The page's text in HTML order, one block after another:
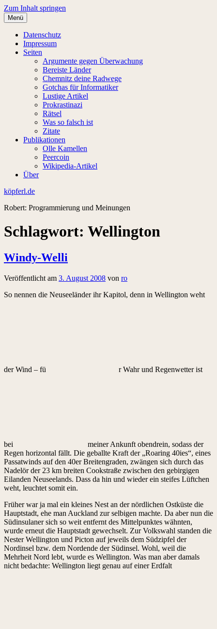
Zum Inhalt springen
Menü
Datenschutz
Impressum
Seiten
Argumente gegen Überwachung
Bereiste Länder
Chemnitz deine Radwege
Gotchas für Informatiker
Lustige Artikel
Prokrastinazi
Rätsel
Was so falsch ist
Zitate
Publikationen
Olle Kamellen
Peercoin
Wikipedia-Artikel
Über
köpferl.de
Robert: Programmierung und Meinungen
Schlagwort: Wellington
Windy-Welli
Veröffentlicht am 3. August 2008 von ro
So nennen die Neuseeländer ihr Kapitol, denn in Wellington weht
der Wind – fü r Wahr und Regenwetter ist
bei
meiner Ankunft obendrein, sodass der
Regen horizontal fällt. Die geballte Kraft der „Roaring 40ies“, eines
Passatwinds auf den 40er Breitengraden, zwängen sich durch das
Nadelör der 23 km breiten Cookstraße zwischen den gebirgigen
Eilanden Neuseelands. Dass da hin und wieder ein steifes Lüftchen
weht, leuchtet somit ein.
Früher war ja mal ein kleines Nest an der nördlichen Ostküste die
Hauptstadt, ehe man Auckland zur selbigen machte. Da aber nun die
Südinsulaner sich so weit entfernt des Mittelpunktes wähnten,
wurde erneut die Hauptstadt gewechselt. Zur Volkswahl standen die
Nester Wellington und Picton auf jeweils dem Südzipfel der
Nordinsel bzw. dem Nordende der Südinsel. Wohl, weil die
Mehrheit Nord lebt, wurde es Wellington. Was man aber damals
nicht bedachte: Wellington liegt genau auf einer Erdfalt